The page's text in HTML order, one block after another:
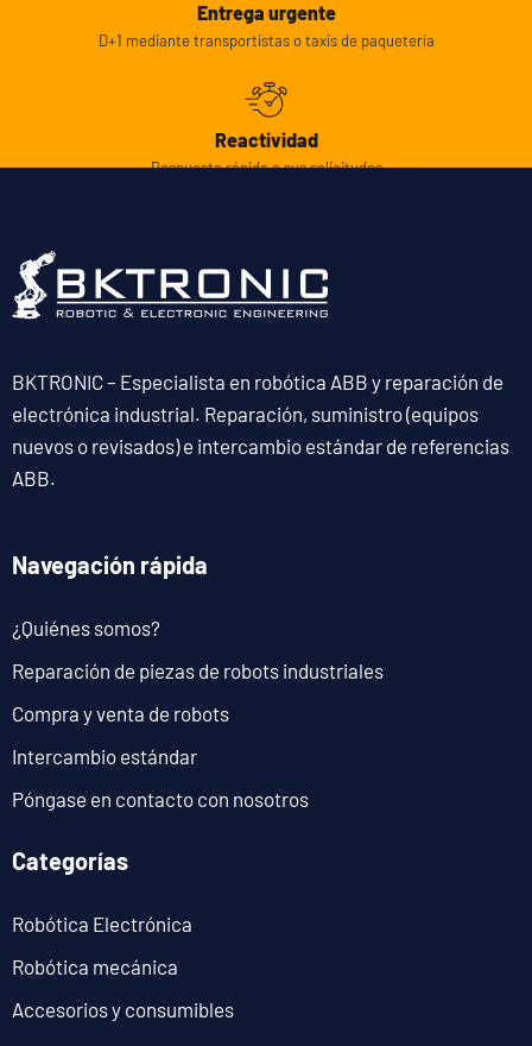
Entrega urgente
D+1 mediante transportistas o taxis de paquetería
Reactividad
Respuesta rápida a sus solicitudes
BKTRONIC – Especialista en robótica ABB y reparación de
electrónica industrial. Reparación, suministro (equipos
nuevos o revisados) e intercambio estándar de referencias
ABB.
Navegación rápida
¿Quiénes somos?
Reparación de piezas de robots industriales
Compra y venta de robots
Intercambio estándar
Póngase en contacto con nosotros
Categorías
Robótica Electrónica
Robótica mecánica
Accesorios y consumibles